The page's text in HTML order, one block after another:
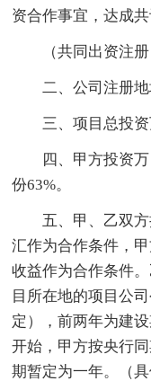
资合作事宜，达成
（共同出资注册
二、公司注册地
三、项目总投资
四、甲方投资万
份63%。
五、甲、乙双方
汇作为合作条件，
收益作为合作条件
目所在地的项目公
定），前两年为建
开始，甲方按央行
期暂定为一年。（